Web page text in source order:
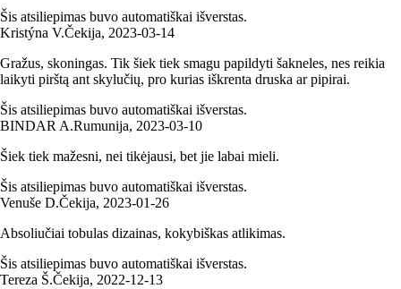
Šis atsiliepimas buvo automatiškai išverstas.
Kristýna V.Čekija, 2023‑03‑14
Gražus, skoningas. Tik šiek tiek smagu papildyti šakneles, nes reikia
laikyti pirštą ant skylučių, pro kurias iškrenta druska ar pipirai.
Šis atsiliepimas buvo automatiškai išverstas.
BINDAR A.Rumunija, 2023‑03‑10
Šiek tiek mažesni, nei tikėjausi, bet jie labai mieli.
Šis atsiliepimas buvo automatiškai išverstas.
Venuše D.Čekija, 2023‑01‑26
Absoliučiai tobulas dizainas, kokybiškas atlikimas.
Šis atsiliepimas buvo automatiškai išverstas.
Tereza Š.Čekija, 2022‑12‑13